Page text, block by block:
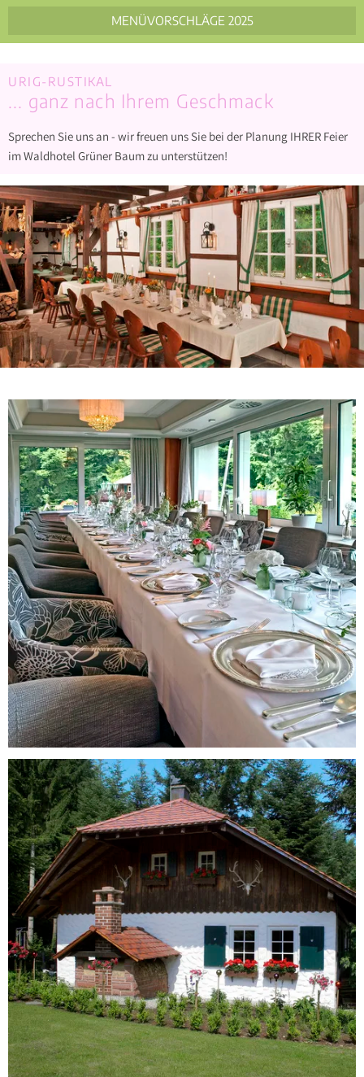
MENÜVORSCHLÄGE 2025
URIG-RUSTIKAL
... ganz nach Ihrem Geschmack
Sprechen Sie uns an - wir freuen uns Sie bei der Planung IHRER Feier
im Waldhotel Grüner Baum zu unterstützen!